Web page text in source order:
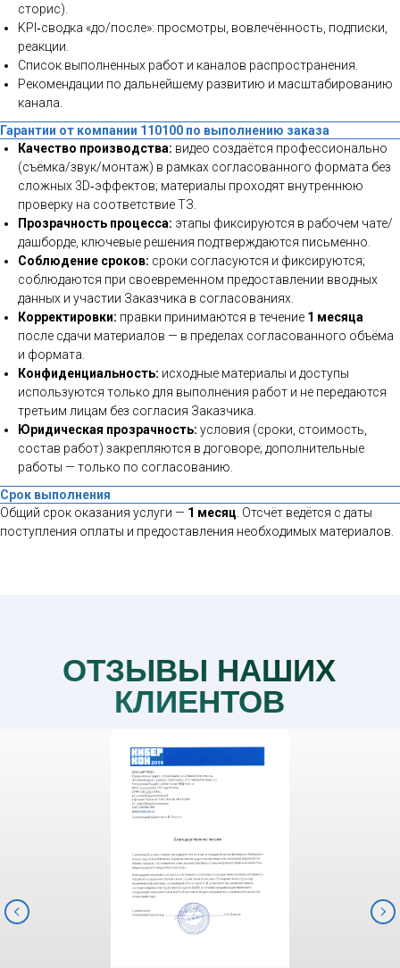
сторис).
KPI‑сводка «до/после»: просмотры, вовлечённость, подписки,
реакции.
Список выполненных работ и каналов распространения.
Рекомендации по дальнейшему развитию и масштабированию
канала.
Гарантии от компании 110100 по выполнению заказа
Качество производства: видео создаётся профессионально
(съёмка/звук/монтаж) в рамках согласованного формата без
сложных 3D‑эффектов; материалы проходят внутреннюю
проверку на соответствие ТЗ.
Прозрачность процесса: этапы фиксируются в рабочем чате/
дашборде, ключевые решения подтверждаются письменно.
Соблюдение сроков: сроки согласуются и фиксируются;
соблюдаются при своевременном предоставлении вводных
данных и участии Заказчика в согласованиях.
Корректировки: правки принимаются в течение 1 месяца
после сдачи материалов — в пределах согласованного объёма
и формата.
Конфиденциальность: исходные материалы и доступы
используются только для выполнения работ и не передаются
третьим лицам без согласия Заказчика.
Юридическая прозрачность: условия (сроки, стоимость,
состав работ) закрепляются в договоре; дополнительные
работы — только по согласованию.
Срок выполнения
Общий срок оказания услуги — 1 месяц . Отсчёт ведётся с даты
поступления оплаты и предоставления необходимых материалов.
ОТЗЫВЫ НАШИХ
КЛИЕНТОВ